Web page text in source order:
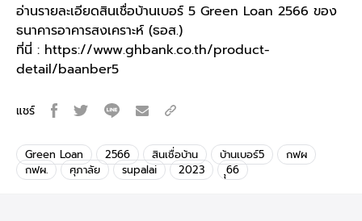
อ่านรายละเอียดสินเชื่อบ้านเบอร์ 5 Green Loan 2566 ของ
ธนาคารอาคารสงเคราะห์ (ธอส.)
ที่นี่ : https://www.ghbank.co.th/product-
detail/baanber5
แชร์
Green Loan 2566 สินเชื่อบ้าน บ้านเบอร์5
กฟผ
กฟผ.
ศุภาลัย supalai 2023 ุุ66